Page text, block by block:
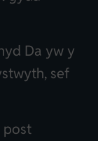
Da yw y
sef
post